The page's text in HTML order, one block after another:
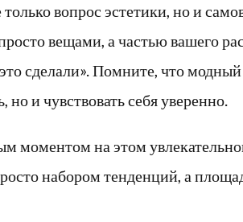
вопрос эстетики, но и
вещами, а частью вашего
сделали». Помните, что
и чувствовать себя уверенно.
моментом на этом
набором тенденций, а